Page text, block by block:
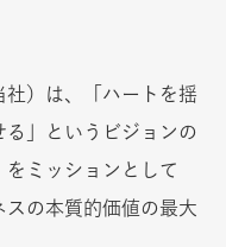
）は、「ハートを揺
る」というビジョンの
ミッションとして
スの本質的価値の最大